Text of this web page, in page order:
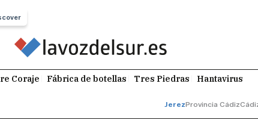
Coraje Fábrica de botellas Tres Piedras Hantavirus
JerezProvincia Cádiz